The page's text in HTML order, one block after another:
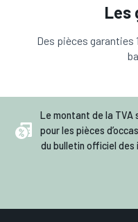
Les
Des pièces garanties
Le montant de la TVA
pour les pièces
du bulletin officiel des